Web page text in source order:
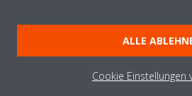
ALLE
Cookie Einstellungen